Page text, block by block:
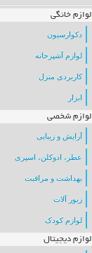
لوازم خانگی
دکوارسیون
لوازم آشپزخانه
کاربردی منزل
ابزار
لوازم شخصی
آرایش و زیبایی
عطر، ادوکلن، اسپری
بهداشت و مراقبت
زیور آلات
لوازم کودک
لوازم دیجیتال